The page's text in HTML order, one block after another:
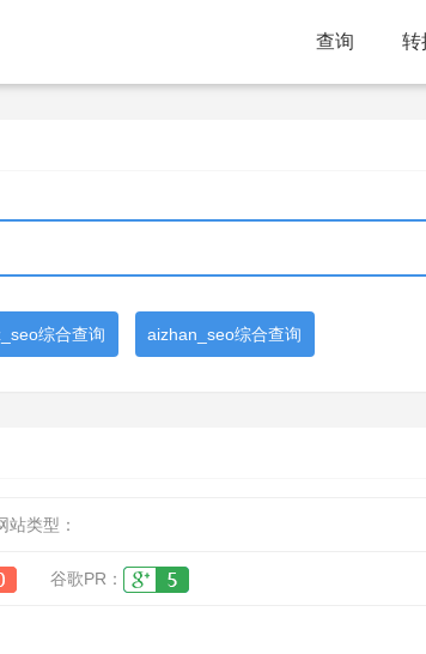
查询 转
综合查询 aizhan_seo综合查询
站类型：
谷歌PR：